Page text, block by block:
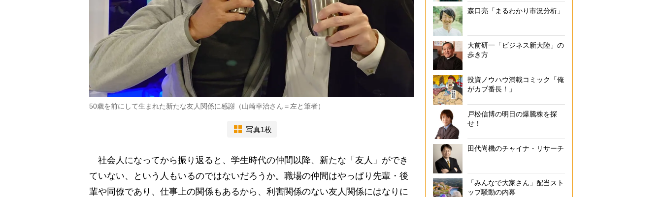
50歳を前にして生まれた新たな友人関係に感謝（山崎幸治さん＝左と筆者）
写真1枚
社会人になってから振り返ると、学生時代の仲間以降、新たな「友人」ができ
ていない、という人もいるのではないだろうか。職場の仲間はやっぱり先輩・後
輩や同僚であり、仕事上の関係もあるから、利害関係のない友人関係にはなりに
森口亮「まるわかり市況分析」
大前研一「ビジネス新大陸」の
歩き方
投資ノウハウ満載コミック「俺
がカブ番長！」
戸松信博の明日の爆騰株を探
せ！
田代尚機のチャイナ・リサーチ
「みんなで大家さん」配当スト
ップ騒動の内幕